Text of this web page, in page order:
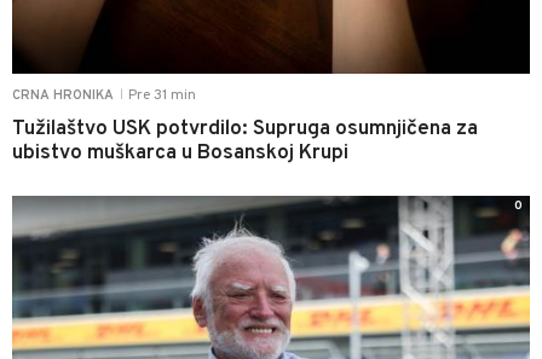
CRNA HRONIKA Pre 31 min
Tužilaštvo USK potvrdilo: Supruga osumnjičena za
ubistvo muškarca u Bosanskoj Krupi
0